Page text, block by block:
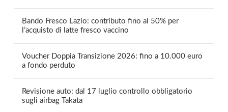
Bando Fresco Lazio: contributo fino al 50% per
l’acquisto di latte fresco vaccino
Voucher Doppia Transizione 2026: fino a 10.000 euro
a fondo perduto
Revisione auto: dal 17 luglio controllo obbligatorio
sugli airbag Takata